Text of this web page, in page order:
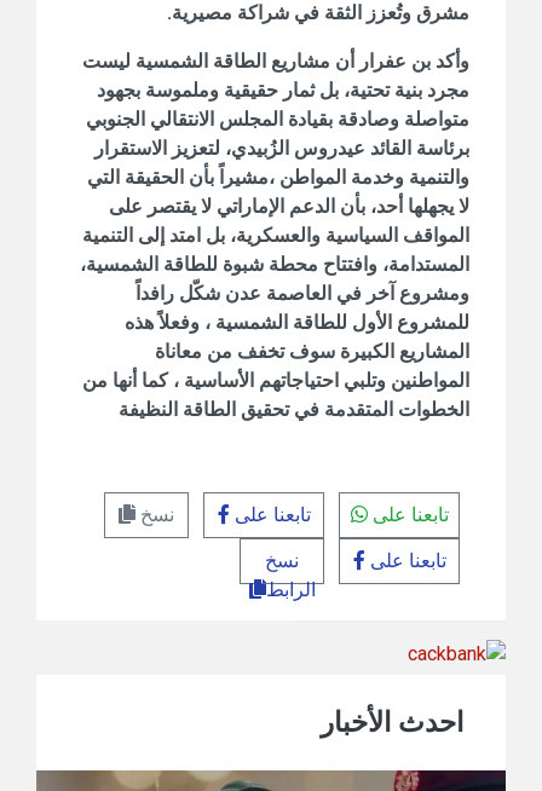
مشرق وتُعزز الثقة في شراكة مصيرية.
وأكد بن عفرار أن مشاريع الطاقة الشمسية ليست
مجرد بنية تحتية، بل ثمار حقيقية وملموسة بجهود
متواصلة وصادقة بقيادة المجلس الانتقالي الجنوبي
برئاسة القائد عيدروس الزُبيدي، لتعزيز الاستقرار
والتنمية وخدمة المواطن ،مشيراً بأن الحقيقة التي
لا يجهلها أحد، بأن الدعم الإماراتي لا يقتصر على
المواقف السياسية والعسكرية، بل امتد إلى التنمية
المستدامة، وافتتاح محطة شبوة للطاقة الشمسية،
ومشروع آخر في العاصمة عدن شكّل رافداً
للمشروع الأول للطاقة الشمسية ، وفعلاً هذه
المشاريع الكبيرة سوف تخفف من معاناة
المواطنين وتلبي احتياجاتهم الأساسية ، كما أنها من
الخطوات المتقدمة في تحقيق الطاقة النظيفة
تابعنا على تابعنا على
نسخ
تابعنا على
نسخ
الرابط
احدث الأخبار